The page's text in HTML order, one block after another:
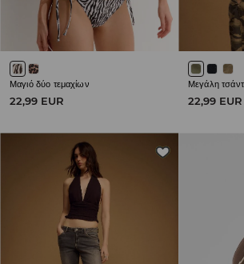
Μαγιό δύο τεμαχίων
22,99 EUR
Μεγάλη
22,99 EUR